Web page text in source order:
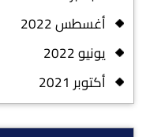
أغسطس 2022
يونيو 2022
أكتوبر 2021